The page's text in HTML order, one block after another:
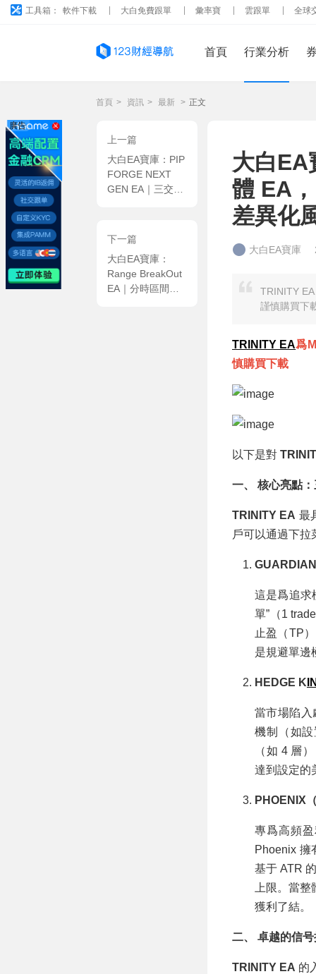
工具箱： 軟件下載 大白免費跟單 彙率寶 雲跟單 全球
首頁 行業分析
首頁 > 資訊 > 最新 > 正文
上一篇
大白EA寶庫：PIP
FORGE NEXT
GEN EA｜三交叉
格架構 + 三重時
MT5 EA
下一篇
大白EA寶庫：
Range BreakOut
EA｜分時區間突
大白EA
體 EA
差異化
大白EA寶庫
TRINITY
謹慎購買下
TRINITY EA爲
慎購買下載
以下是對
一、 核心亮點
TRINITY EA 最
戶可以通過下拉
這是爲追求
單”（1
止盈（TP
是規避單邊
HEDGE K
當市場陷入
機制（如
（如 4 層
達到設定的
PHOENIX
專爲高頻
Phoenix 擁
基于 ATR
上限。當
獲利了結。
二、 卓越的信
TRINITY EA 的
廣告